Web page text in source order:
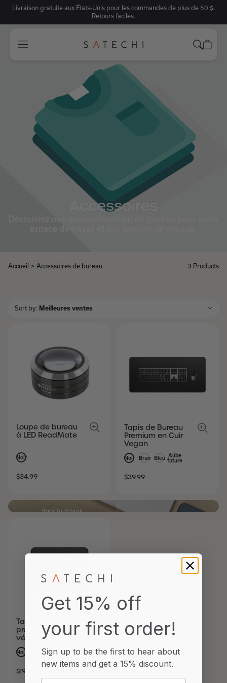
Livraison gratuite aux États-Unis pour les commandes de plus de 50 $.
Retours faciles.
Accessoires
Accueil > Accessoires de bureau 3 Products
Sort by: Meilleures ventes
Loupe de bureau
à LED ReadMate
Noir
PRIX
VENTE
$34.99
Tapis de Bureau
Premium en Cuir
Vegan
Noir Brun Bleu Aube
future
PRIX
$39.99
Back-To-School
Tapis de souris
premium en cuir
végane
Noir Bleu Brun
PRIX
$19.99
Get 15% off
your first order!
Sign up to be the first to hear about
new items and get a 15% discount.